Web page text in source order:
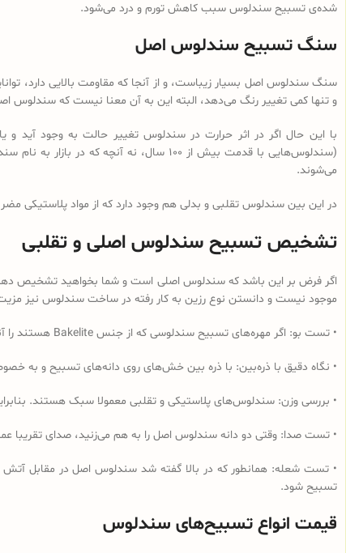
شده‌ی تسبیح سندلوس سبب کاهش تورم و درد می‌شود.
سنگ تسبیح سندلوس اصل
سنگ سندلوس اصل بسیار زیباست، و از آنجا که مقاومت بالایی دارد،
و تنها کمی تغییر رنگ می‌دهد، البته این به آن معنا نیست که سندلوس
با این حال اگر در اثر حرارت در سندلوس تغییر حالت به وجود
می‌شوند.
در این بین سندلوس تقلبی و بدلی هم وجود دارد که از مواد پلاستیکی
تشخیص تسبیح سندلوس اصلی و تقلبی
اگر فرض بر این باشد که سندلوس اصلی است و شما بخواهید تشخیص
موجود نیست و دانستن نوع رزین به کار رفته در ساخت سندلوس نیز مزیت
• تست بو: اگر مهره‌های تسبیح‌ سندلوسی که از جنس Bakelite هستند را آنقدر مالش دهید که داغ شود و یا در آب داغ قرار دهید به دلیل وجود فرمالدئید در این نوع رزین، بوی فرمالدئید به مشام می‌رسد.
• نگاه دقیق با ذره‌بین: با ذره بین خش‌های روی دانه‌های تسبیح و به
• بررسی وزن: سندلوس‌های پلاستیکی و تقلبی معمولا سبک هستند.
• تست صدا: وقتی دو دانه سندلوس اصل را به هم می‌زنید، صدای تقریبا
• تست شعله: همانطور که در بالا گفته شد سندلوس اصل در مقابل
تسبیح شود.
قیمت انواع تسبیح‌های سندلوس